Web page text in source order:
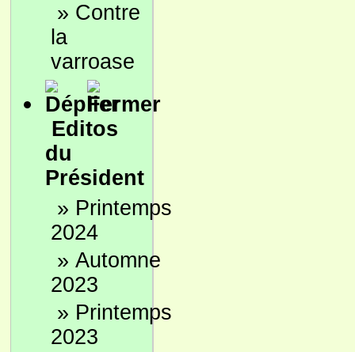
» Contre
la
varroase
Editos
du
Président
» Printemps
2024
» Automne
2023
» Printemps
2023